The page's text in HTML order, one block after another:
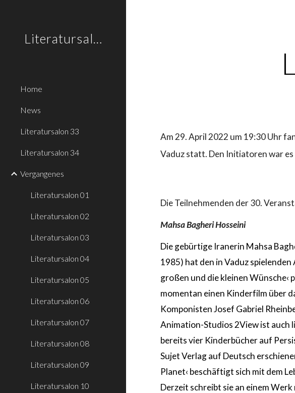
Literatursalon.li
Home
News
Literatursalon 33
Literatursalon 34
Vergangenes
Literatursalon 01
Literatursalon 02
Literatursalon 03
Literatursalon 04
Literatursalon 05
Literatursalon 06
Literatursalon 07
Literatursalon 08
Literatursalon 09
Literatursalon 10
Am 29. April 2022 um 19:30 Uhr
Vaduz statt. Den Initiatoren war
Die Teilnehmenden der30.
Mahsa Bagheri Hosseini
Die gebürtige Iranerin Mahsa
1985) hat den in Vaduz
großen und die kleinen Wünsche‹
momentan einen Kinderfilm über
Komponisten Josef Gabriel
Animation-Studios 2View ist auch
bereits vier Kinderbücher auf
Sujet Verlag auf Deutsch
Planet‹ beschäftigt sich mit dem
Derzeit schreibt sie an einem